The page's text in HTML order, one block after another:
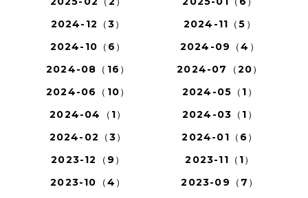
2024-12（3）
2024-11（5）
2024-10（6）
2024-09（4）
2024-08（16）
2024-07（20）
2024-06（10）
2024-05（1）
2024-04（1）
2024-03（1）
2024-02（3）
2024-01（6）
2023-12（9）
2023-11（1）
2023-10（4）
2023-09（7）